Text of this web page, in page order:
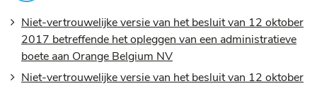
Niet-vertrouwelijke versie van het besluit van 12 oktober
2017 betreffende het opleggen van een administratieve
boete aan Orange Belgium NV
Niet-vertrouwelijke versie van het besluit van 12 oktober